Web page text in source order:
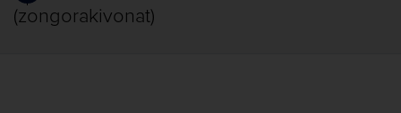
(zongorakivonat)